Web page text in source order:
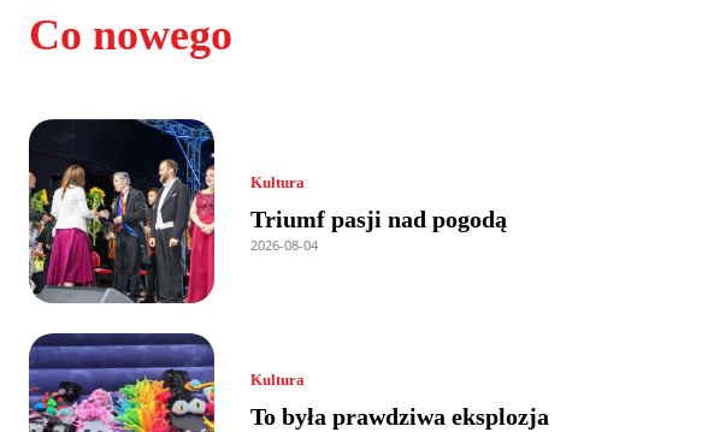
Co nowego
Kultura
Triumf pasji nad pogodą
2026-08-04
Kultura
To była prawdziwa eksplozja